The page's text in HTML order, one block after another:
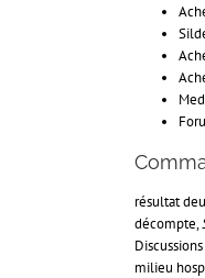
résultat
décompte,
milieu